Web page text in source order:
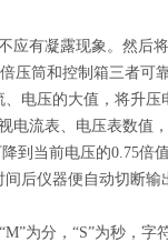
应有凝露现象。然后
压筒和控制箱三者可
电压的大值，将升
电流表、电压表数值
到当前电压的0.75
后仪器便自动切断
为分，“S”为秒，字